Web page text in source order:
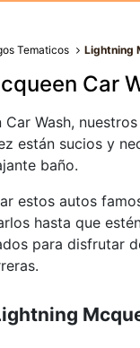
Tematicos Lightning
Car
Car Wash,
están sucios y
baño.
estos autos
hasta que
para disfrutar